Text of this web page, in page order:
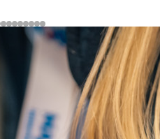
89101112131415